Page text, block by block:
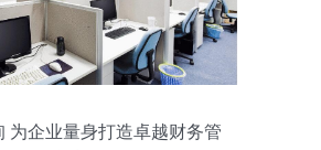
为企业量身打造卓越财务管